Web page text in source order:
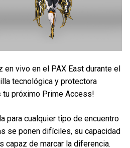
en vivo en el PAX East durante el
tecnológica y protectora
tu próximo Prime Access!
para cualquier tipo de encuentro
se ponen difíciles, su capacidad
capaz de marcar la diferencia.